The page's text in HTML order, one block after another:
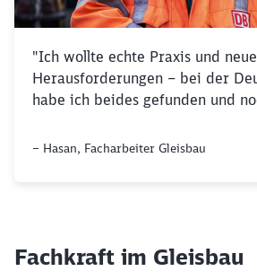
"Ich wollte echte Praxis und neue
Herausforderungen – bei der
habe ich beides gefunden und
– Hasan, Facharbeiter Gleisbau
Fachkraft im Gleisbau